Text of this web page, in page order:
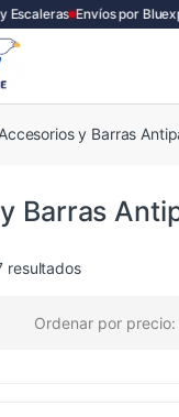
Envíos por
Accesorios y Barras
Barras
resultadosOrdenado
precio: